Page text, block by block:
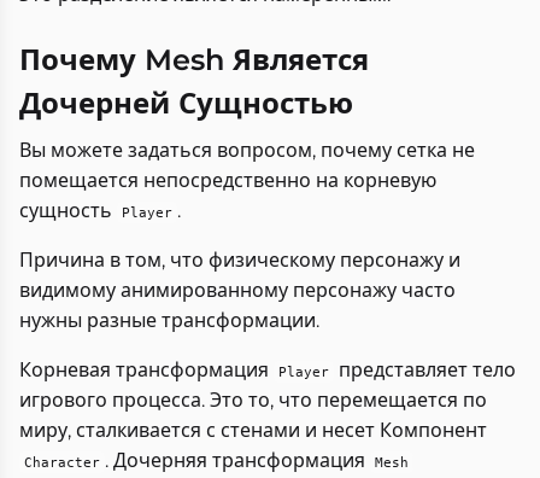
Почему Mesh Является
Дочерней Сущностью
Вы можете задаться вопросом, почему сетка не
помещается непосредственно на корневую
сущность
Player .
Причина в том, что физическому персонажу и
видимому анимированному персонажу часто
нужны разные трансформации.
Корневая трансформация Player
представляет тело
игрового процесса. Это то, что перемещается по
миру, сталкивается с стенами и несет Компонент
Character . Дочерняя трансформация Mesh